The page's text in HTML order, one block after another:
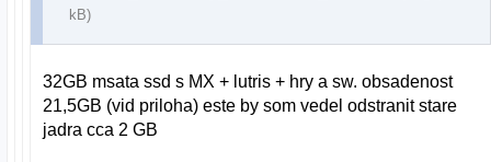
kB)
32GB msata ssd s MX + lutris + hry a sw. obsadenost
21,5GB (vid priloha) este by som vedel odstranit stare
jadra cca 2 GB